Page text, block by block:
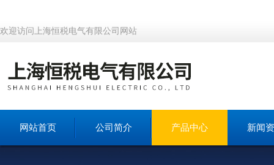
欢迎访问上海恒税电气有限公司网站
网站首页 公司简介 产品中心 新闻